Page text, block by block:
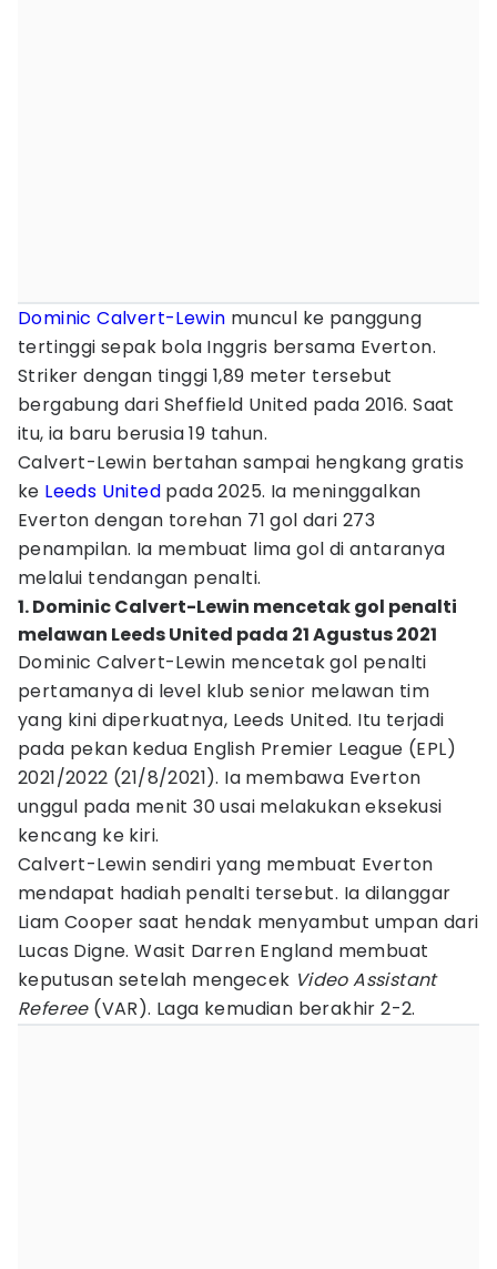
Dominic Calvert-Lewin muncul ke panggung
tertinggi sepak bola Inggris bersama Everton.
Striker dengan tinggi 1,89 meter tersebut
bergabung dari Sheffield United pada 2016. Saat
itu, ia baru berusia 19 tahun.
Calvert-Lewin bertahan sampai hengkang gratis
ke Leeds United pada 2025. Ia meninggalkan
Everton dengan torehan 71 gol dari 273
penampilan. Ia membuat lima gol di antaranya
melalui tendangan penalti.
1. Dominic Calvert-Lewin mencetak gol penalti
melawan Leeds United pada 21 Agustus 2021
Dominic Calvert-Lewin mencetak gol penalti
pertamanya di level klub senior melawan tim
yang kini diperkuatnya, Leeds United. Itu terjadi
pada pekan kedua English Premier League (EPL)
2021/2022 (21/8/2021). Ia membawa Everton
unggul pada menit 30 usai melakukan eksekusi
kencang ke kiri.
Calvert-Lewin sendiri yang membuat Everton
mendapat hadiah penalti tersebut. Ia dilanggar
Liam Cooper saat hendak menyambut umpan dari
Lucas Digne. Wasit Darren England membuat
keputusan setelah mengecek Video Assistant
Referee(VAR). Laga kemudian berakhir 2-2.